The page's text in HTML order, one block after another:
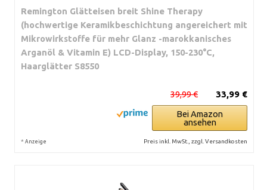
Remington Glätteisen breit Shine Therapy
(hochwertige Keramikbeschichtung angereichert mit
Mikrowirkstoffe für mehr Glanz -marokkanisches
Arganöl & Vitamin E) LCD-Display, 150-230°C,
Haarglätter S8550
33,99 €
39,99 €
Bei Amazon
ansehen
* Anzeige Preis inkl. MwSt., zzgl. Versandkosten